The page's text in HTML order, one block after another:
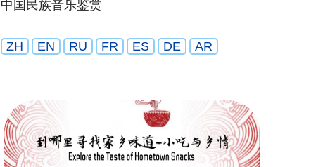
中国民族音乐鉴赏
ZH EN RU FR ES DE AR